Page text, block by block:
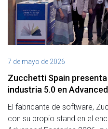
7 de mayo de 2026
Zucchetti Spain
industria 5.0 en
El fabricante de software,
con su propio stand en el